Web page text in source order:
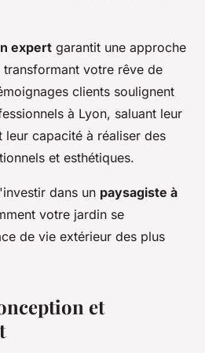
expert garantit une approche
votre rêve de
clients soulignent
à Lyon, saluant leur
leur capacité à réaliser des
et esthétiques.
dans un paysagiste à
votre jardin se
de vie extérieur des plus
et